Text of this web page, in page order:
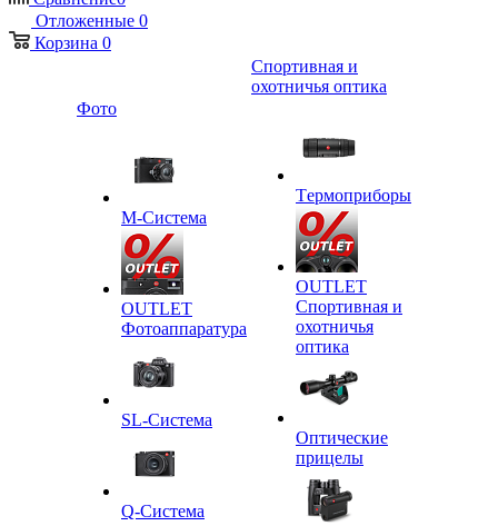
Отложенные 0
Корзина 0
Фото
M-Система
OUTLET
Фотоаппаратура
SL-Система
Q-Cистема
Спортивная и
охотничья оптика
Tермоприборы
OUTLET
Спортивная и
охотничья
оптика
Оптические
прицелы